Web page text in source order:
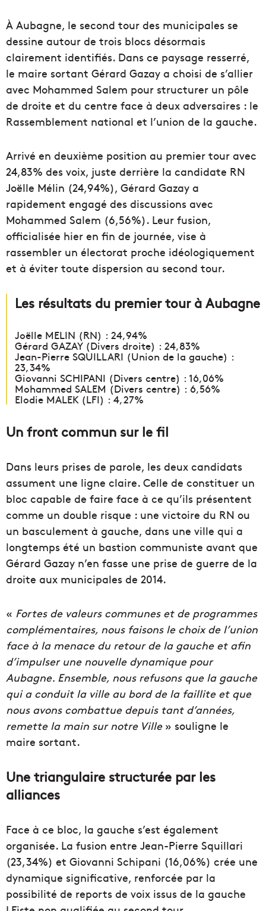
À Aubagne, le second tour des municipales se
dessine autour de trois blocs désormais
clairement identifiés. Dans ce paysage resserré,
le maire sortant Gérard Gazay a choisi de s’allier
avec Mohammed Salem pour structurer un pôle
de droite et du centre face à deux adversaires : le
Rassemblement national et l’union de la gauche.
Arrivé en deuxième position au premier tour avec
24,83% des voix, juste derrière la candidate RN
Joëlle Mélin (24,94%), Gérard Gazay a
rapidement engagé des discussions avec
Mohammed Salem (6,56%). Leur fusion,
officialisée hier en fin de journée, vise à
rassembler un électorat proche idéologiquement
et à éviter toute dispersion au second tour.
Les résultats du premier tour à Aubagne
Joëlle MELIN (RN) : 24,94%
Gérard GAZAY (Divers droite) : 24,83%
Jean-Pierre SQUILLARI (Union de la gauche) :
23,34%
Giovanni SCHIPANI (Divers centre) : 16,06%
Mohammed SALEM (Divers centre) : 6,56%
Elodie MALEK (LFI) : 4,27%
Un front commun sur le fil
Dans leurs prises de parole, les deux candidats
assument une ligne claire. Celle de constituer un
bloc capable de faire face à ce qu’ils présentent
comme un double risque : une victoire du RN ou
un basculement à gauche, dans une ville qui a
longtemps été un bastion communiste avant que
Gérard Gazay n’en fasse une prise de guerre de la
droite aux municipales de 2014.
« Fortes de valeurs communes et de programmes
complémentaires, nous faisons le choix de l’union
face à la menace du retour de la gauche et afin
d’impulser une nouvelle dynamique pour
Aubagne. Ensemble, nous refusons que la gauche
qui a conduit la ville au bord de la faillite et que
nous avons combattue depuis tant d’années,
remette la main sur notre Ville» souligne le
maire sortant.
Une triangulaire structurée par les
alliances
Face à ce bloc, la gauche s’est également
organisée. La fusion entre Jean-Pierre Squillari
(23,34%) et Giovanni Schipani (16,06%) crée une
dynamique significative, renforcée par la
possibilité de reports de voix issus de la gauche